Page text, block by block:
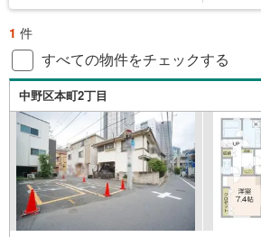
1 件
すべての物件をチェックする
中野区本町2丁目